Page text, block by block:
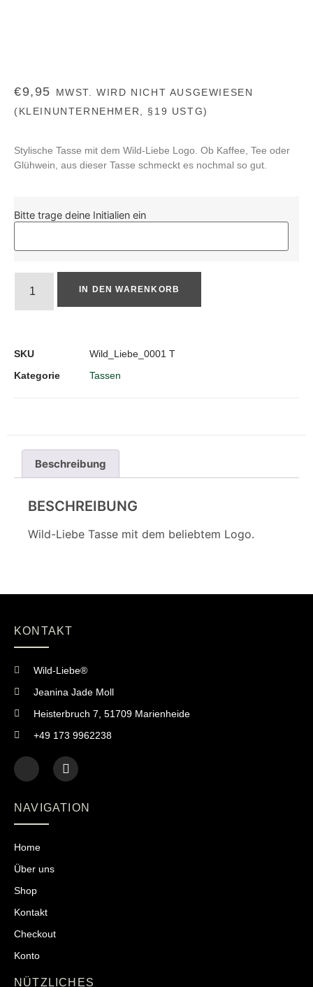
€9,95
MWST. WIRD NICHT AUSGEWIESEN
(KLEINUNTERNEHMER, §19 USTG)
Stylische Tasse mit dem Wild-Liebe Logo. Ob Kaffee, Tee oder
Glühwein, aus dieser Tasse schmeckt es nochmal so gut.
Bitte trage deine Initialien ein
IN DEN WARENKORB
SKU
Wild_Liebe_0001 T
Kategorie
Tassen
Beschreibung
BESCHREIBUNG
Wild-Liebe Tasse mit dem beliebtem Logo.
KONTAKT
Wild-Liebe®
Jeanina Jade Moll
Heisterbruch 7, 51709 Marienheide
+49 173 9962238
NAVIGATION
Home
Über uns
Shop
Kontakt
Checkout
Konto
NÜTZLICHES